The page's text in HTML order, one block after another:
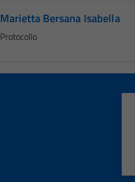
Marietta Bersana Isabella
Protocollo